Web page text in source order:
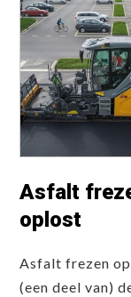
Asfalt
oplost
Asfalt frezen
(een deel van)